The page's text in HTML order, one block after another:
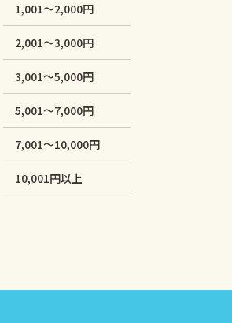
1,001～2,000円
2,001～3,000円
3,001～5,000円
5,001～7,000円
7,001～10,000円
10,001円以上